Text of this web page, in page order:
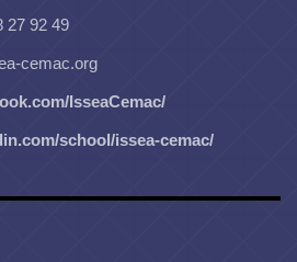
27 92 49
cemac.org
IsseaCemac/
school/issea-cemac/